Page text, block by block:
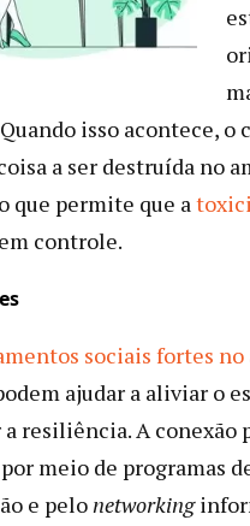
isso acontece, o
a ser destruída no
que permite que a
controle.
sociais fortes
ajudar a aliviar o
resiliência. A conexão
meio de programas
e pelonetworking